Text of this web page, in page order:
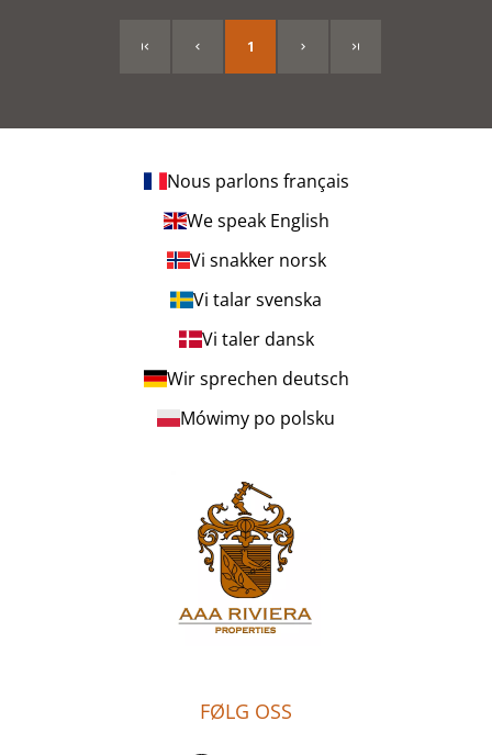
1
Nous parlons français
We speak English
Vi snakker norsk
Vi talar svenska
Vi taler dansk
Wir sprechen deutsch
Mówimy po polsku
FØLG OSS